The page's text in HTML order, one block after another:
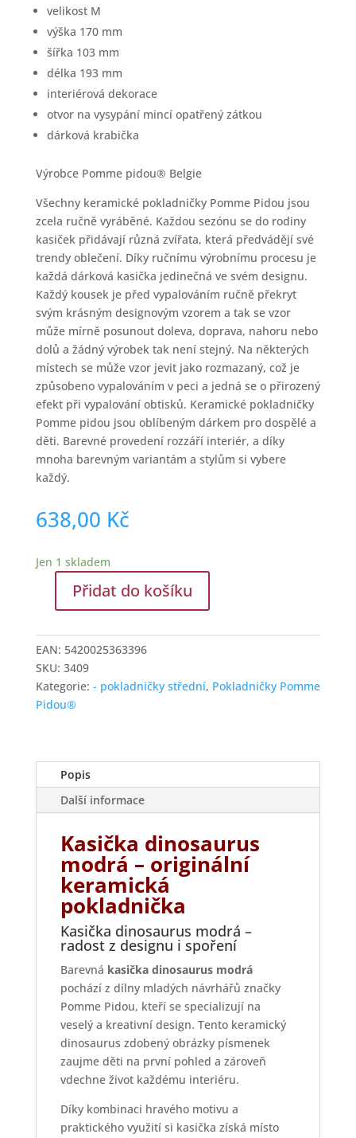
velikost M
výška 170 mm
šířka 103 mm
délka 193 mm
interiérová dekorace
otvor na vysypání mincí opatřený zátkou
dárková krabička
Výrobce Pomme pidou® Belgie
Všechny keramické pokladničky Pomme Pidou jsou
zcela ručně vyráběné. Každou sezónu se do rodiny
kasiček přidávají různá zvířata, která předvádějí své
trendy oblečení. Díky ručnímu výrobnímu procesu je
každá dárková kasička jedinečná ve svém designu.
Každý kousek je před vypalováním ručně překryt
svým krásným designovým vzorem a tak se vzor
může mírně posunout doleva, doprava, nahoru nebo
dolů a žádný výrobek tak není stejný. Na některých
místech se může vzor jevit jako rozmazaný, což je
způsobeno vypalováním v peci a jedná se o přirozený
efekt při vypalování obtisků. Keramické pokladničky
Pomme pidou jsou oblíbeným dárkem pro dospělé a
děti. Barevné provedení rozzáří interiér, a díky
mnoha barevným variantám a stylům si vybere
každý.
638,00 Kč
Jen 1 skladem
Kasička
modrá
–
keramická
kasička
pro
Přidat do košíku
EAN: 5420025363396
SKU: 3409
Kategorie: - pokladničky střední, Pokladničky Pomme
Pidou®
Popis
Další informace
Kasička dinosaurus
modrá – originální
keramická
pokladnička
Kasička dinosaurus modrá –
radost z designu i spoření
Barevná kasička dinosaurus modrá
pochází z dílny mladých návrhářů značky
Pomme Pidou, kteří se specializují na
veselý a kreativní design. Tento keramický
dinosaurus zdobený obrázky písmenek
zaujme děti na první pohled a zároveň
vdechne život každému interiéru.
Díky kombinaci hravého motivu a
praktického využití si kasička získá místo